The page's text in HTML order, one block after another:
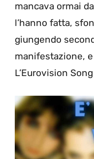
mancava ormai
l’hanno fatta,
giungendo
manifestazione,
L’Eurovision